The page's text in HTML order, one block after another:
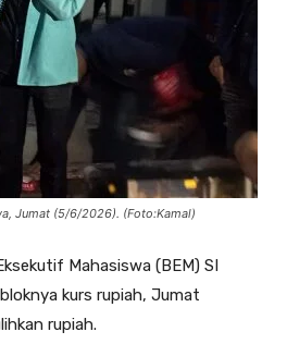
Jumat (5/6/2026). (Foto:Kamal)
Mahasiswa (BEM) SI
kurs rupiah, Jumat
rupiah.